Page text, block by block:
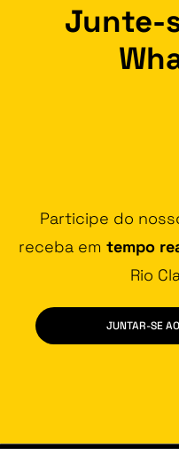
Junte-
Participe do
receba em tempo
Rio
JUNTAR-SE